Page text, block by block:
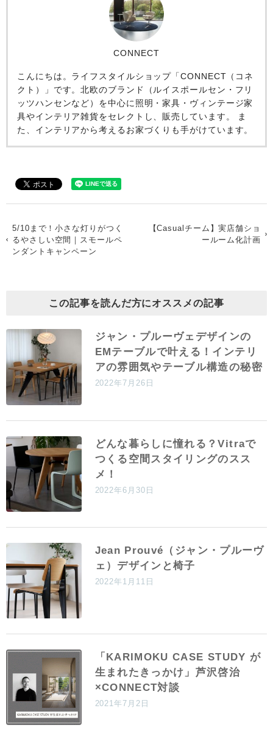
CONNECT
こんにちは。ライフスタイルショップ「CONNECT（コネ
クト）」です。北欧のブランド（ルイスポールセン・フリ
ッツハンセンなど）を中心に照明・家具・ヴィンテージ家
具やインテリア雑貨をセレクトし、販売しています。 ま
た、インテリアから考えるお家づくりも手がけています。
5/10まで！小さな灯りがつく
るやさしい空間｜スモールペ
ンダントキャンペーン
【Casualチーム】実店舗ショ
ールーム化計画
この記事を読んだ方にオススメの記事
ジャン・プルーヴェデザインの
EMテーブルで叶える！インテリ
アの雰囲気やテーブル構造の秘密
2022年7月26日
どんな暮らしに憧れる？Vitraで
つくる空間スタイリングのスス
メ！
2022年6月30日
Jean Prouvé（ジャン・プルーヴ
ェ）デザインと椅子
2022年1月11日
「KARIMOKU CASE STUDY が
生まれたきっかけ」芦沢啓治
×CONNECT対談
2021年7月2日